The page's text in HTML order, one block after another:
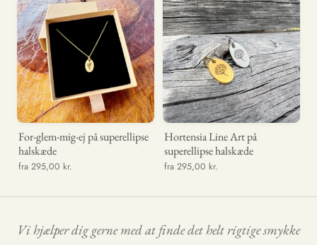
For-glem-mig-ej på superellipse
halskæde
fra 295,00 kr.
Hortensia Line Art på
superellipse halskæde
fra 295,00 kr.
Vi hjælper dig gerne med at finde det helt rigtige smykke